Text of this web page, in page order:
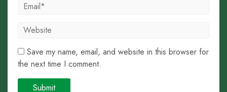
Save my name, email, and website in this browser for
the next time I comment.